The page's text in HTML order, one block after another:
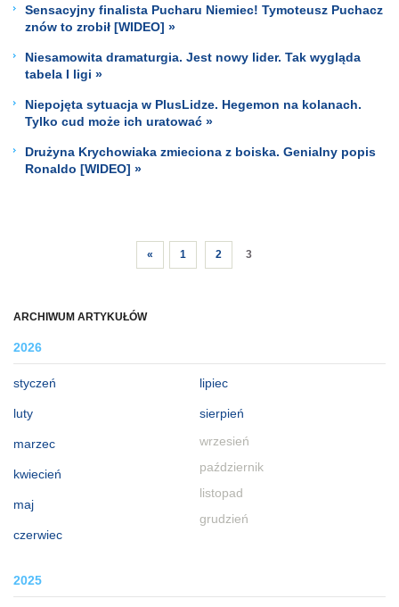
ARCHIWUM ARTYKUŁÓW
2026
styczeń
luty
marzec
kwiecień
maj
czerwiec
lipiec
sierpień
wrzesień
październik
listopad
grudzień
2025
Sensacyjny finalista Pucharu Niemiec! Tymoteusz Puchacz
znów to zrobił [WIDEO] »
Niesamowita dramaturgia. Jest nowy lider. Tak wygląda
tabela I ligi »
Niepojęta sytuacja w PlusLidze. Hegemon na kolanach.
Tylko cud może ich uratować »
Drużyna Krychowiaka zmieciona z boiska. Genialny popis
Ronaldo [WIDEO] »
« 1 2 3